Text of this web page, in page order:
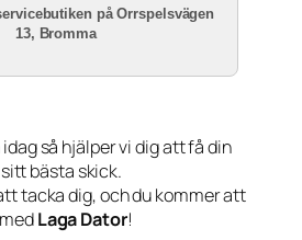
på Orrspelsvägen
13, Bromma
så hjälper vi dig att få din
bästa skick.
tacka dig, och du kommer att
Laga Dator!